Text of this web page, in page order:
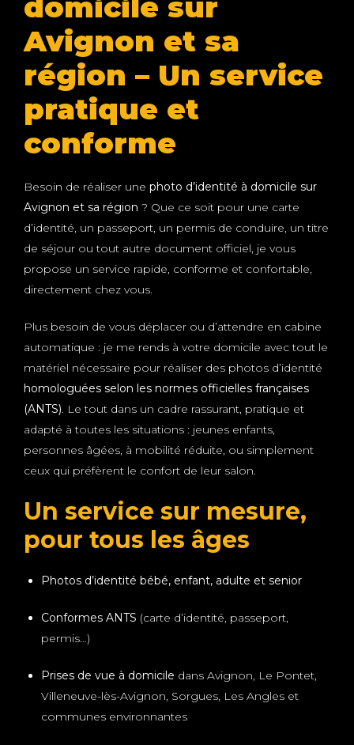
domicile sur
Avignon et sa
région – Un service
pratique et
conforme
Besoin de réaliser une photo d’identité à domicile sur
Avignon et sa région ? Que ce soit pour une carte
d’identité, un passeport, un permis de conduire, un titre
de séjour ou tout autre document officiel, je vous
propose un service rapide, conforme et confortable,
directement chez vous.
Plus besoin de vous déplacer ou d’attendre en cabine
automatique : je me rends à votre domicile avec tout le
matériel nécessaire pour réaliser des photos d’identité
homologuées selon les normes officielles françaises
(ANTS). Le tout dans un cadre rassurant, pratique et
adapté à toutes les situations : jeunes enfants,
personnes âgées, à mobilité réduite, ou simplement
ceux qui préfèrent le confort de leur salon.
Un service sur mesure,
pour tous les âges
Photos d’identité bébé, enfant, adulte et senior
Conformes ANTS (carte d’identité, passeport,
permis…)
Prises de vue à domicile dans Avignon, Le Pontet,
Villeneuve-lès-Avignon, Sorgues, Les Angles et
communes environnantes